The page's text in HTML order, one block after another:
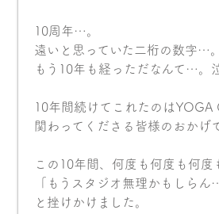
10周年…。
遠いと思っていた二桁の数字…。
もう10年も経っただなんて…。
10年間続けてこれたのはYOGA
関わってくださる皆様のおかげで
この10年間、何度も何度も何度
「もうスタジオ無理かもしらん
と挫けかけました。